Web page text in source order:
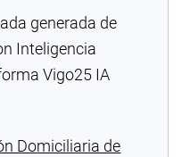
generada de
Inteligencia
Vigo25 IA
Domiciliaria de